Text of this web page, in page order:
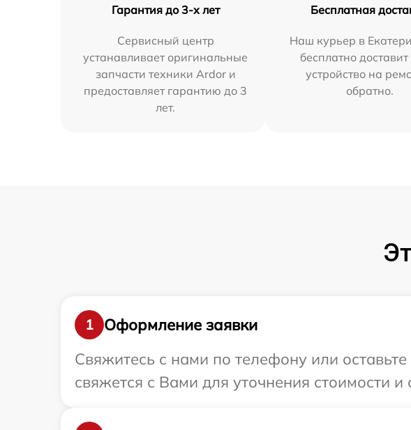
Гарантия до 3-х лет
Сервисный центр
устанавливает оригинальные
запчасти техники Ardor и
предоставляет гарантию до 3
лет.
Бесплатная
Наш курьер в
бесплатно
устройство на
обратно.
1
Оформление заявки
Свяжитесь с нами по телефону или
свяжется с Вами для уточнения стоимости